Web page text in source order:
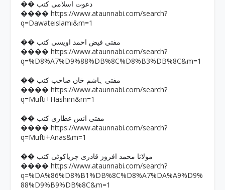
�� دعوت اسلامی کتب
���� https://www.ataunnabi.com/search?
q=Dawateislami&m=1
�� مفتی فیض احمد اویسی کتب
���� https://www.ataunnabi.com/search?
q=%D8%A7%D9%88%DB%8C%D8%B3%DB%8C&m=1
�� مفتی ہاشم خان صاحب کتب
���� https://www.ataunnabi.com/search?
q=Mufti+Hashim&m=1
�� مفتی انس عطاری کتب
���� https://www.ataunnabi.com/search?
q=Mufti+Anas&m=1
�� مولانا محمد افروز قادری چریاکوٹی کتب
���� https://www.ataunnabi.com/search?
q=%DA%86%D8%B1%DB%8C%D8%A7%DA%A9%D9%
88%D9%B9%DB%8C&m=1